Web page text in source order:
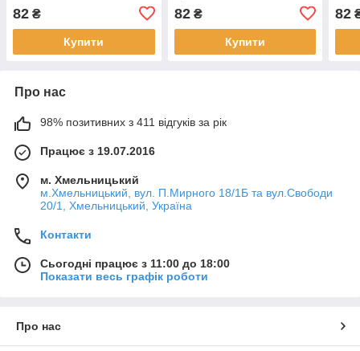
82 ₴
Купити
82₴
Купити
82
Про нас
98% позитивних з 411 відгуків за рік
Працює з 19.07.2016
м. Хмельницький
м.Хмельницький, вул. П.Мирного 18/1Б та вул.Свободи
20/1, Хмельницький, Україна
Контакти
Сьогодні працює з 11:00 до 18:00
Показати весь графік роботи
Про нас